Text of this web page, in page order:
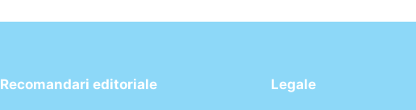
Recomandari editoriale Legale